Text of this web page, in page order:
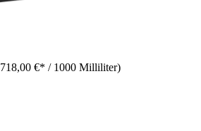
€* / 1000 Milliliter)